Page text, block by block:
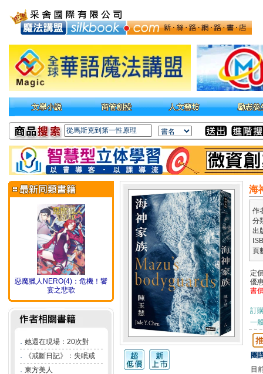
惡魔獵人NERO(4)：危機！饗
宴之悲歌
． 她還在現場：20次對
．
《戒斷日記》：失眠戒
． 東方美人
海
作
分
出
頁
定
優
書
訂
一
團
目